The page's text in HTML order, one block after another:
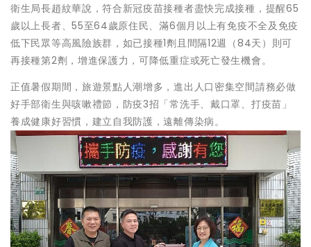
衛生局長趙紋華說，符合新冠疫苗接種者盡快完成接種，提醒65
歲以上長者、55至64歲原住民、滿6個月以上有免疫不全及免疫
低下民眾等高風險族群，如已接種1劑且間隔12週（84天）則可
再接種第2劑，增進保護力，可降低重症或死亡發生機會。
正值暑假期間，旅遊景點人潮增多，進出人口密集空間請務必做
好手部衛生與咳嗽禮節，防疫3招「常洗手、戴口罩、打疫苗」
養成健康好習慣，建立自我防護，遠離傳染病。